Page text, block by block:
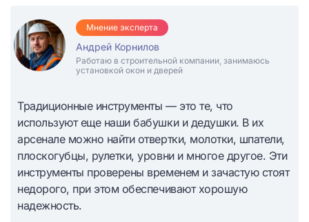
Мнение эксперта
Андрей Корнилов
Работаю в строительной компании, занимаюсь
установкой окон и дверей
Традиционные инструменты — это те, что
используют еще наши бабушки и дедушки. В их
арсенале можно найти отвертки, молотки, шпатели,
плоскогубцы, рулетки, уровни и многое другое. Эти
инструменты проверены временем и зачастую стоят
недорого, при этом обеспечивают хорошую
надежность.